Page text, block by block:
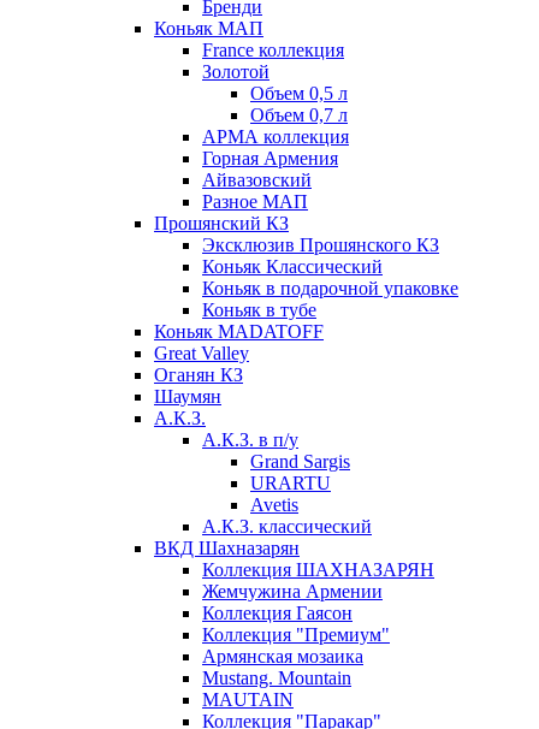
Бренди
Коньяк МАП
France коллекция
Золотой
Объем 0,5 л
Объем 0,7 л
АРМА коллекция
Горная Армения
Айвазовский
Разное МАП
Прошянский КЗ
Эксклюзив Прошянского КЗ
Коньяк Классический
Коньяк в подарочной упаковке
Коньяк в тубе
Коньяк MADATOFF
Great Valley
Оганян КЗ
Шаумян
А.К.З.
А.К.З. в п/у
Grand Sargis
URARTU
Avetis
А.К.З. классический
ВКД Шахназарян
Коллекция ШАХНАЗАРЯН
Жемчужина Армении
Коллекция Гаясон
Коллекция "Премиум"
Армянская мозаика
Mustang. Mountain
MAUTAIN
Коллекция "Паракар"